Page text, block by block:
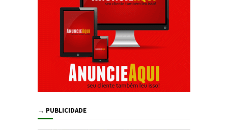
→ PUBLICIDADE